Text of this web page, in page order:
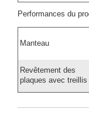
Performances du
Manteau
Revêtement des
plaques avec treillis